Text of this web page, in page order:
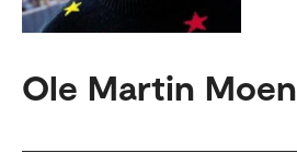
Ole Martin Moen